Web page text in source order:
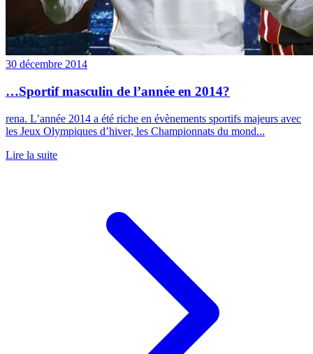
30 décembre 2014
…Sportif masculin de l’année en 2014?
rena. L’année 2014 a été riche en évènements sportifs majeurs avec
les Jeux Olympiques d’hiver, les Championnats du mond...
Lire la suite